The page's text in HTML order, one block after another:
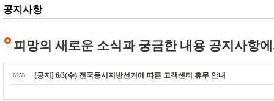
공지사항
피망의 새로운 소식과 궁금한 내용 공지사항
6253 [공지] 6/3(수) 전국동시지방선거에 따른 고객센터 휴무 안내